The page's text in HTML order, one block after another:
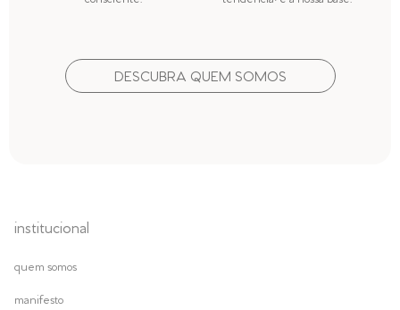
DESCUBRA QUEM SOMOS
institucional
quem somos
manifesto